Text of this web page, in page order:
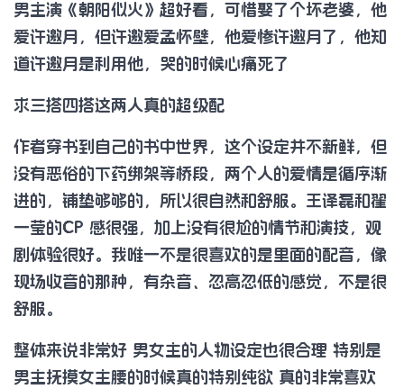
男主演《朝阳似火》超好看，可惜娶了个坏老婆，他
爱许邀月，但许邀爱孟怀壁，他爱惨许邀月了，他知
道许邀月是利用他，哭的时候心痛死了
求三搭四搭这两人真的超级配
作者穿书到自己的书中世界，这个设定并不新鲜，但
没有恶俗的下药绑架等桥段，两个人的爱情是循序渐
进的，铺垫够够的，所以很自然和舒服。王译磊和翟
一莹的CP 感很强，加上没有很尬的情节和演技，观
剧体验很好。我唯一不是很喜欢的是里面的配音，像
现场收音的那种，有杂音、忽高忽低的感觉，不是很
舒服。
整体来说非常好 男女主的人物设定也很合理 特别是
男主抚摸女主腰的时候真的特别纯欲 真的非常喜欢